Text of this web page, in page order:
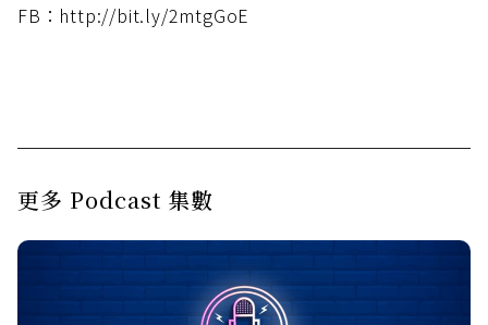
FB：http://bit.ly/2mtgGoE
更多 Podcast 集數